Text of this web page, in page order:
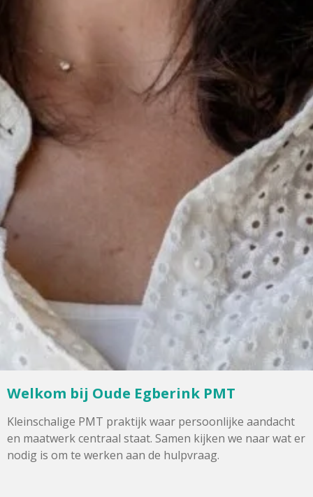
Welkom bij Oude Egberink PMT
Kleinschalige PMT praktijk waar persoonlijke aandacht
en maatwerk centraal staat. Samen kijken we naar wat er
nodig is om te werken aan de hulpvraag.